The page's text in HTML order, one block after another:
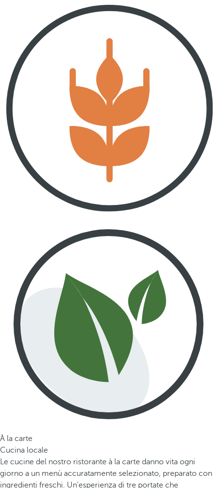
À la carte
Cucina locale
Le cucine del nostro ristorante à la carte danno vita ogni
giorno a un menù accuratamente selezionato, preparato con
ingredienti freschi. Un'esperienza di tre portate che